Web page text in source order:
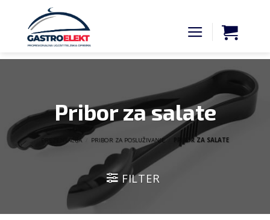
content
Pribor za salate
PREZENTACIJA PRIBOR ZA POSLUŽIVANJE PRIBOR ZA SALATE
FILTER